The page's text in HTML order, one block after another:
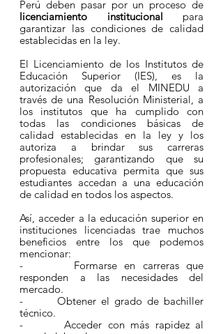
licenciamiento institucional para
garantizar las condiciones de calidad
establecidas en la ley.
El Licenciamiento de los Institutos de
Educación Superior (IES), es la
autorización que da el MINEDU a
través de una Resolución Ministerial, a
los institutos que ha cumplido con
todas las condiciones básicas de
calidad establecidas en la ley y los
autoriza a brindar sus carreras
profesionales; garantizando que su
propuesta educativa permita que sus
estudiantes accedan a una educación
de calidad en todos los aspectos.
Así, acceder a la educación superior en
instituciones licenciadas trae muchos
beneficios entre los que podemos
mencionar:
-       Formarse en carreras que
responden a las necesidades del
mercado.
-       Obtener el grado de bachiller
técnico.
-       Acceder con más rapidez al